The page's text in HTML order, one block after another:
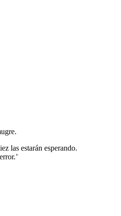
las estarán esperando.